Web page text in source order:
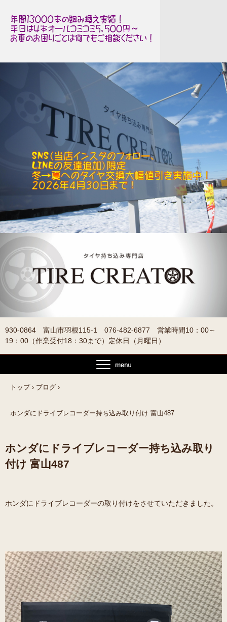
930-0864 富山市羽根115-1 076-482-6877 営業時間10：00～
19：00（作業受付18：30まで）定休日（月曜日）
トップ › ブログ ›
ホンダにドライブレコーダー持ち込み取り付け 富山487
ホンダにドライブレコーダー持ち込み取り
付け 富山487
ホンダにドライブレコーダーの取り付けをさせていただきました。